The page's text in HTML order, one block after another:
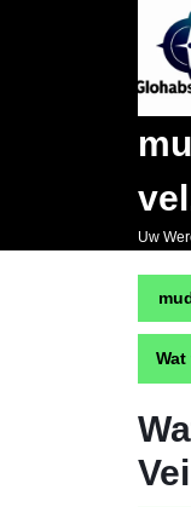
Uw